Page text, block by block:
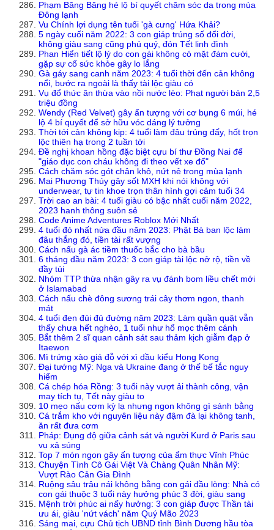
Phạm Băng Băng hé lộ bí quyết chăm sóc da trong mùa
Đông lạnh
Vu Chính lợi dụng tên tuổi 'gà cưng' Hứa Khải?
5 ngày cuối năm 2022: 3 con giáp trúng số đổi đời,
không giàu sang cũng phú quý, đón Tết linh đình
Phan Hiển tiết lộ lý do con gái không có mặt đám cưới,
gặp sự cố sức khỏe gây lo lắng
Gà gáy sang canh năm 2023: 4 tuổi thời đến cản không
nổi, bước ra ngoài là thấy tài lộc giàu có
Vụ đổ thức ăn thừa vào nồi nước lèo: Phạt người bán 2,5
triệu đồng
Wendy (Red Velvet) gây ấn tượng với cơ bụng 6 múi, hé
lộ 4 bí quyết để sở hữu vóc dáng lý tưởng
Thời tới cản không kịp: 4 tuổi làm đâu trúng đấy, hốt trọn
lộc thiên hạ trong 2 tuần tới
Đề nghị khoan hồng đặc biệt cựu bí thư Đồng Nai để
"giáo dục con cháu không đi theo vết xe đổ"
Cách chăm sóc gót chân khô, nứt nẻ trong mùa lạnh
Mai Phương Thúy gây sốt MXH khi nói không với
underwear, tự tin khoe trọn thân hình gợi cảm tuổi 34
Trời cao an bài: 4 tuổi giàu có bậc nhất cuối năm 2022,
2023 hanh thông suôn sẻ
Code Anime Adventures Roblox Mới Nhất
4 tuổi đỏ nhất nửa đầu năm 2023: Phật Bà ban lộc làm
đâu thắng đó, tiền tài rất vượng
Cách nấu gà ác tiềm thuốc bắc cho bà bầu
6 tháng đầu năm 2023: 3 con giáp tài lộc nở rộ, tiền về
đầy túi
Nhóm TTP thừa nhận gây ra vụ đánh bom liều chết mới
ở Islamabad
Cách nấu chè đông sương trái cây thơm ngon, thanh
mát
4 tuổi đen đủi đủ đường năm 2023: Làm quần quật vẫn
thấy chưa hết nghèo, 1 tuổi như hổ mọc thêm cánh
Bắt thêm 2 sĩ quan cảnh sát sau thảm kịch giẫm đạp ở
Itaewon
Mì trứng xào giá đỗ với xì dầu kiểu Hong Kong
Đại tướng Mỹ: Nga và Ukraine đang ở thế bế tắc nguy
hiểm
Cá chép hóa Rồng: 3 tuổi này vượt ải thành công, vận
may tích tụ, Tết này giàu to
10 mẹo nấu cơm kỳ lạ nhưng ngon không gì sánh bằng
Cá trắm kho với nguyên liệu này đậm đà lại không tanh,
ăn rất đưa cơm
Pháp: Đụng độ giữa cảnh sát và người Kurd ở Paris sau
vụ xả súng
Top 7 món ngon gây ấn tượng của ẩm thực Vĩnh Phúc
Chuyện Tình Cô Gái Việt Và Chàng Quân Nhân Mỹ:
Vượt Rào Cản Gia Đình
Ruộng sâu trâu nái không bằng con gái đầu lòng: Nhà có
con gái thuộc 3 tuổi này hưởng phúc 3 đời, giàu sang
Mệnh trời phúc ai nấy hưởng: 3 con giáp được Thần tài
ưu ái, giàu 'nứt vách' năm Quý Mão 2023
Sáng mai, cựu Chủ tịch UBND tỉnh Bình Dương hầu tòa